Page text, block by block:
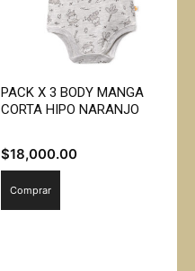
PACK X 3 BODY MANGA
CORTA HIPO NARANJO
$18,000.00
Comprar